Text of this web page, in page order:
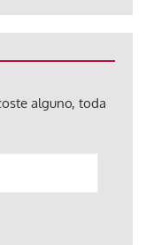
alguno, toda